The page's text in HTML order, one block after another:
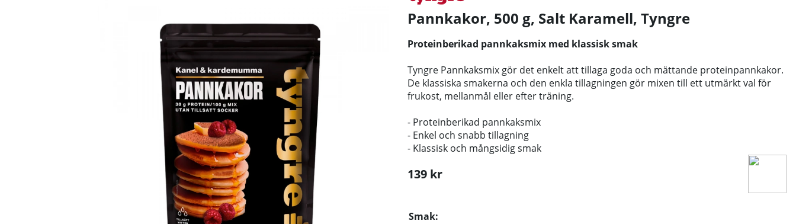
Pannkakor, 500 g, Salt Karamell, Tyngre
Proteinberikad pannkaksmix med klassisk smak
Tyngre Pannkaksmix gör det enkelt att tillaga goda och mättande proteinpannkakor.
De klassiska smakerna och den enkla tillagningen gör mixen till ett utmärkt val för
frukost, mellanmål eller efter träning.
- Proteinberikad pannkaksmix
- Enkel och snabb tillagning
- Klassisk och mångsidig smak
139 kr
Smak: